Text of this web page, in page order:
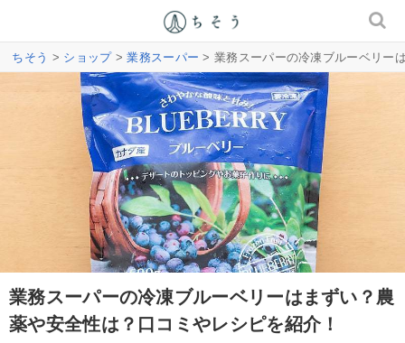
ちそう > ショップ>業務スーパー > 業務スーパーの冷凍ブルーベリー
業務スーパーの冷凍ブルーベリーはまずい？農
薬や安全性は？口コミやレシピを紹介！